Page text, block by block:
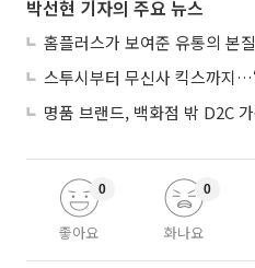
박선현 기자의 주요 뉴스
홈플러스가 보여준 유통의 본질
좋아요
0
화나요
0